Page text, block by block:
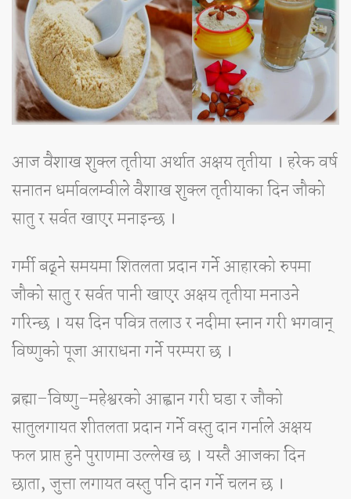
आज वैशाख शुक्ल तृतीया अर्थात अक्षय तृतीया । हरेक वर्ष
सनातन धर्मावलम्वीले वैशाख शुक्ल तृतीयाका दिन जौको
सातु र सर्वत खाएर मनाइन्छ ।
गर्मी बढ्ने समयमा शितलता प्रदान गर्ने आहारको रुपमा
जौको सातु र सर्वत पानी खाएर अक्षय तृतीया मनाउने
गरिन्छ । यस दिन पवित्र तलाउ र नदीमा स्नान गरी भगवान्
विष्णुको पूजा आराधना गर्ने परम्परा छ ।
ब्रह्मा–विष्णु–महेश्वरको आह्वान गरी घडा र जौको
सातुलगायत शीतलता प्रदान गर्ने वस्तु दान गर्नाले अक्षय
फल प्राप्त हुने पुराणमा उल्लेख छ । यस्तै आजका दिन
छाता, जुत्ता लगायत वस्तु पनि दान गर्ने चलन छ ।